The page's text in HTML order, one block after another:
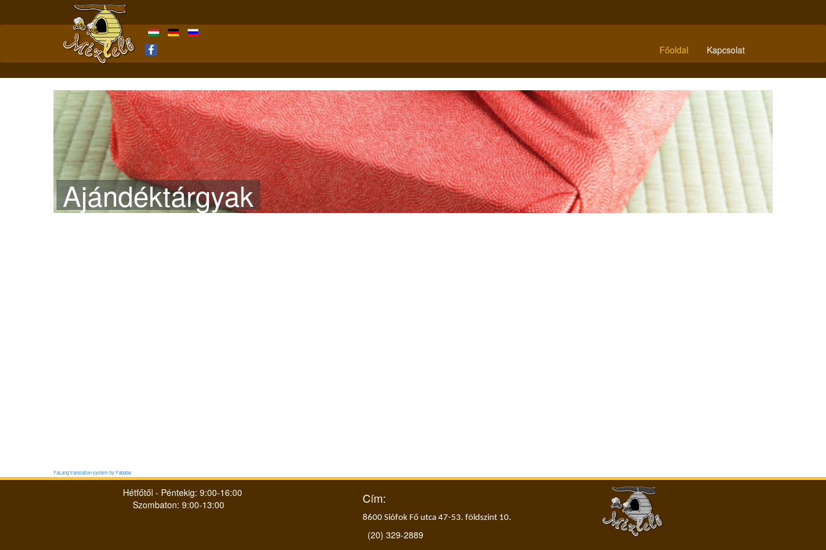
Főoldal Kapcsolat
Ajándéktárgyak
FaLang translation system by Faboba
Hétfőtől - Péntekig: 9:00-16:00
Szombaton: 9:00-13:00
Cím:
8600 Siófok Fő utca 47-53. földszint 10.
(20) 329-2889